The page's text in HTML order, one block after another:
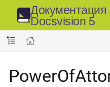
Документация
Docsvision 5